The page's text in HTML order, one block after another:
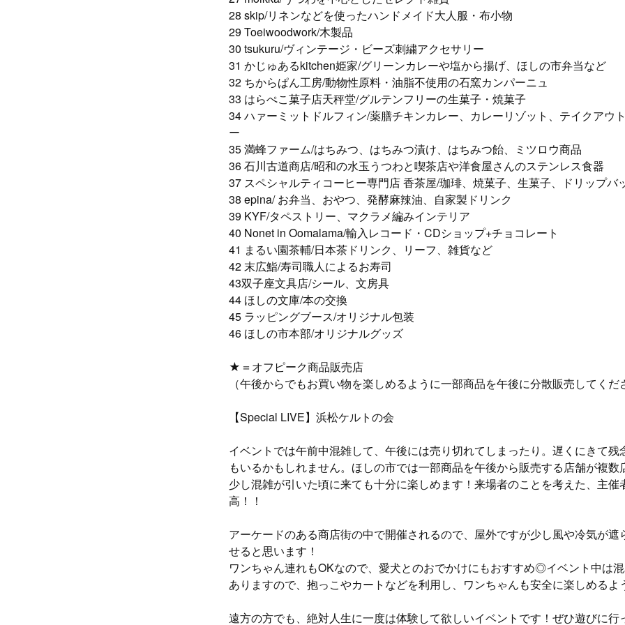
28 skip/リネンなどを使ったハンドメイド大人服・布小物
29 Toeiwoodwork/木製品
30 tsukuru/ヴィンテージ・ビーズ刺繍アクセサリー
31 かじゅあるkitchen姫家/グリーンカレーや塩から揚げ、ほしの市弁当など
32 ちからぱん工房/動物性原料・油脂不使用の石窯カンパーニュ
33 はらぺこ菓子店天秤堂/グルテンフリーの生菓子・焼菓子
34 ハァーミットドルフィン/薬膳チキンカレー、カレーリゾット、テイクアウ
ー
35 満蜂ファーム/はちみつ、はちみつ漬け、はちみつ飴、ミツロウ商品
36 石川古道商店/昭和の水玉うつわと喫茶店や洋食屋さんのステンレス食器
37 スペシャルティコーヒー専門店 香茶屋/珈琲、焼菓子、生菓子、ドリップバ
38 epina/ お弁当、おやつ、発酵麻辣油、自家製ドリンク
39 KYF/タペストリー、マクラメ編みインテリア
40 Nonet in Oomalama/輸入レコード・CDショップ+チョコレート
41 まるい園茶輔/日本茶ドリンク、リーフ、雑貨など
42 末広鮨/寿司職人によるお寿司
43双子座文具店/シール、文房具
44 ほしの文庫/本の交換
45 ラッピングブース/オリジナル包装
46 ほしの市本部/オリジナルグッズ
★＝オフピーク商品販売店
（午後からでもお買い物を楽しめるように一部商品を午後に分散販売してくだ
【Special LIVE】浜松ケルトの会
イベントでは午前中混雑して、午後には売り切れてしまったり。遅くにきて残
もいるかもしれません。ほしの市では一部商品を午後から販売する店舗が複数
少し混雑が引いた頃に来ても十分に楽しめます！来場者のことを考えた、主催
高！！
アーケードのある商店街の中で開催されるので、屋外ですが少し風や冷気が遮
せると思います！
ワンちゃん連れもOKなので、愛犬とのおでかけにもおすすめ◎イベント中は
ありますので、抱っこやカートなどを利用し、ワンちゃんも安全に楽しめるよ
遠方の方でも、絶対人生に一度は体験して欲しいイベントです！ぜひ遊びに行